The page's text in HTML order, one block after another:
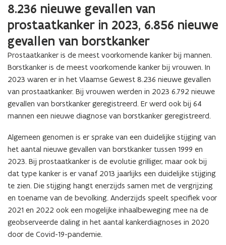
8.236 nieuwe gevallen van
prostaatkanker in 2023, 6.856 nieuwe
gevallen van borstkanker
Prostaatkanker is de meest voorkomende kanker bij mannen.
Borstkanker is de meest voorkomende kanker bij vrouwen. In
2023 waren er in het Vlaamse Gewest 8.236 nieuwe gevallen
van prostaatkanker. Bij vrouwen werden in 2023 6.792 nieuwe
gevallen van borstkanker geregistreerd. Er werd ook bij 64
mannen een nieuwe diagnose van borstkanker geregistreerd.
Algemeen genomen is er sprake van een duidelijke stijging van
het aantal nieuwe gevallen van borstkanker tussen 1999 en
2023. Bij prostaatkanker is de evolutie grilliger, maar ook bij
dat type kanker is er vanaf 2013 jaarlijks een duidelijke stijging
te zien. Die stijging hangt enerzijds samen met de vergrijzing
en toename van de bevolking. Anderzijds speelt specifiek voor
2021 en 2022 ook een mogelijke inhaalbeweging mee na de
geobserveerde daling in het aantal kankerdiagnoses in 2020
door de Covid-19-pandemie.